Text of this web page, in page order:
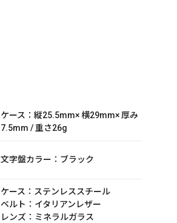
ケース：縦25.5mm× 横29mm× 厚み
7.5mm / 重さ26g
文字盤カラー：ブラック
ケース：ステンレススチール
ベルト：イタリアンレザー
レンズ：ミネラルガラス